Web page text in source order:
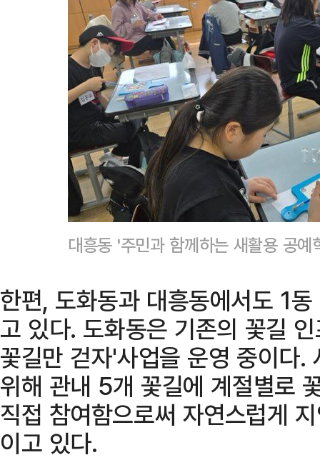
대흥동 '주민과 함께하는 새활용 공
한편, 도화동과 대흥동에서도 1
고 있다. 도화동은 기존의 꽃길
꽃길만 걷자'사업을 운영 중이다.
위해 관내 5개 꽃길에 계절별로
직접 참여함으로써 자연스럽게
이고 있다.